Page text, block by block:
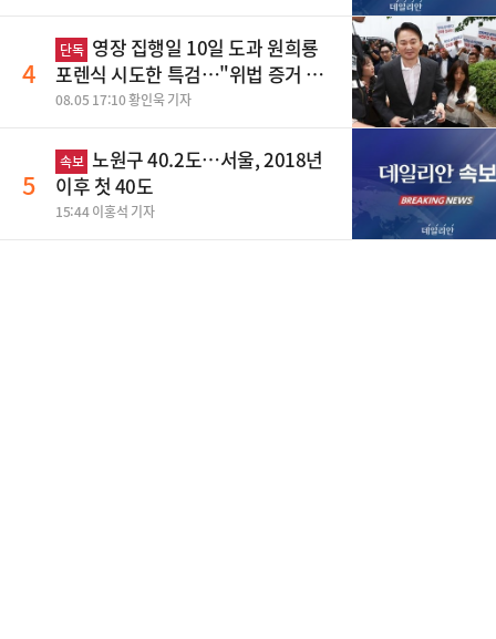
4
단독 영장 집행일 10일 도과 원희룡
포렌식 시도한 특검…"위법 증거 수
집" 지적
08.05 17:10 황인욱 기자
5
속보 노원구 40.2도…서울, 2018년
이후 첫 40도
15:44 이홍석 기자